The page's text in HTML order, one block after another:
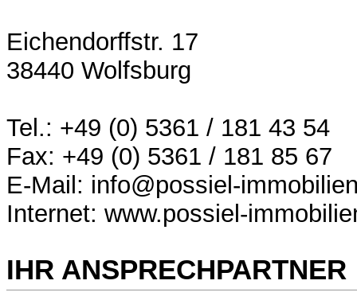
Eichendorffstr. 17
38440 Wolfsburg
Tel.: +49 (0) 5361 / 181 43 54
Fax: +49 (0) 5361 / 181 85 67
E-Mail: info@possiel-
Internet: www.possiel-
IHR ANSPRECHPARTNER